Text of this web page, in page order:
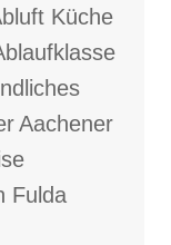
Küche
Aachener
Fulda